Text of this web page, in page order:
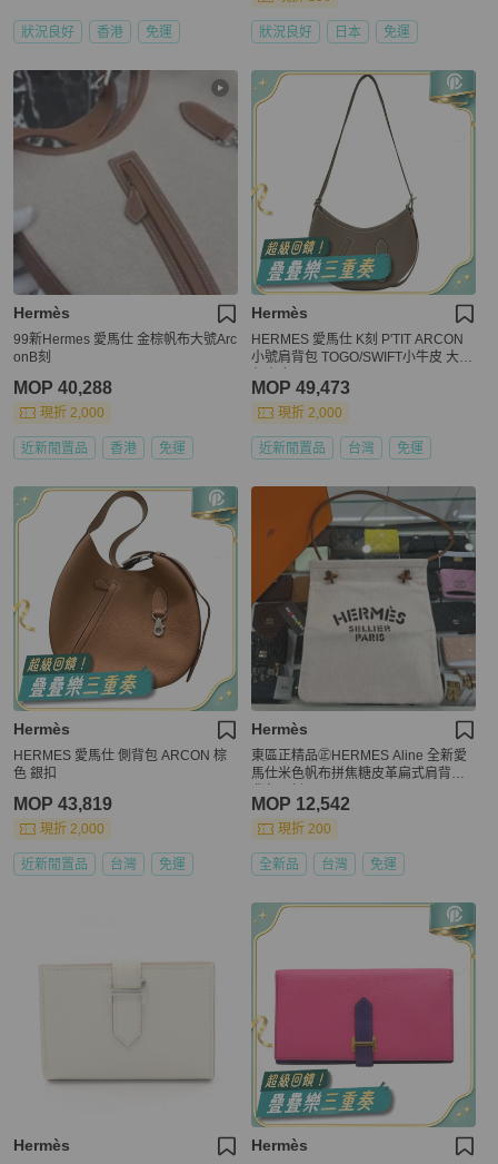
狀況良好 香港 免運 狀況良好 日本 免運
Hermès
99新Hermes 愛馬仕 金棕帆布大號Arc
onB刻
MOP 40,288
現折 2,000
近新閒置品 香港 免運
Hermès
HERMES 愛馬仕 K刻 P'TIT ARCON
小號肩背包 TOGO/SWIFT小牛皮 大象
MOP 49,473
現折 2,000
近新閒置品 台灣 免運
Hermès
HERMES 愛馬仕 側背包 ARCON 棕
色 銀扣
MOP 43,819
現折 2,000
近新閒置品 台灣 免運
Hermès
東區正精品㊣HERMES Aline 全新愛
馬仕米色帆布拼焦糖皮革扁式肩背斜
MOP 12,542
現折 200
全新品 台灣 免運
Hermès Hermès